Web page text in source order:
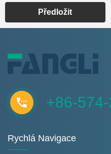
Předložit
+86-
Rychlá Navigace